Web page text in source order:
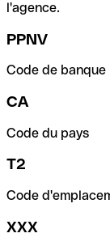
l'agence.
PPNV
Code de banque
CA
Code du pays
T2
Code
XXX